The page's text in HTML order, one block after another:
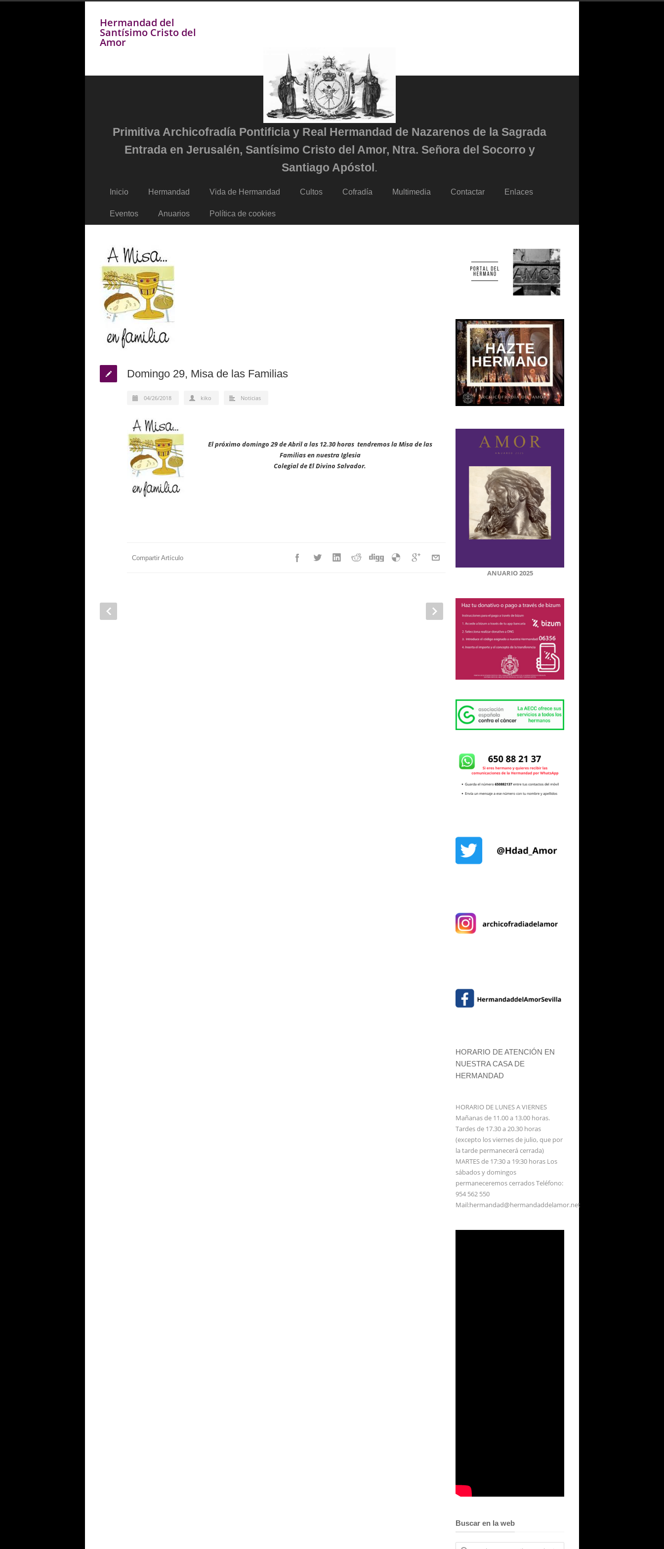
Hermandad del
Santísimo Cristo del
Amor
Primitiva Archicofradía Pontificia y Real Hermandad de Nazarenos de la Sagrada
Entrada en Jerusalén, Santísimo Cristo del Amor, Ntra. Señora del Socorro y
Santiago Apóstol.
Inicio Hermandad Vida de Hermandad Cultos Cofradía Multimedia Contactar Enlaces
Eventos Anuarios Política de cookies
Domingo 29, Misa de las Familias
04/26/2018 kiko Noticias
El próximo domingo 29 de Abril a las 12.30 horas tendremos la Misa de las
Familias en nuestra Iglesia
Colegial de El Divino Salvador.
Compartir Artículo
ANUARIO 2025
HORARIO DE ATENCIÓN EN
NUESTRA CASA DE
HERMANDAD
HORARIO DE LUNES A VIERNES
Mañanas de 11.00 a 13.00 horas.
Tardes de 17.30 a 20.30 horas
(excepto los viernes de julio, que por
la tarde permanecerá cerrada)
MARTES de 17:30 a 19:30 horas Los
sábados y domingos
permaneceremos cerrados Teléfono:
954 562 550
Mail:hermandad@hermandaddelamor.net
Buscar en la web